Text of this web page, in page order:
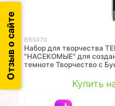
ВВ5470
Набор для творчества
"НАСЕКОМЫЕ" для
темноте Творчество с
Купить
Отзыв о сайте